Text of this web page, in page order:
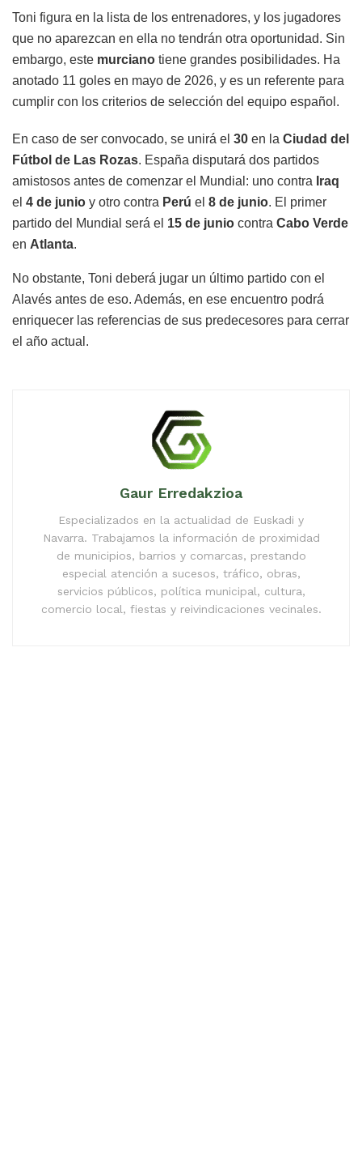
Toni figura en la lista de los entrenadores, y los jugadores
que no aparezcan en ella no tendrán otra oportunidad. Sin
embargo, este murciano tiene grandes posibilidades. Ha
anotado 11 goles en mayo de 2026, y es un referente para
cumplir con los criterios de selección del equipo español.
En caso de ser convocado, se unirá el 30 en la Ciudad del
Fútbol de Las Rozas. España disputará dos partidos
amistosos antes de comenzar el Mundial: uno contra Iraq
el 4 de junio y otro contra Perú el 8 de junio. El primer
partido del Mundial será el 15 de junio contra Cabo Verde
en Atlanta.
No obstante, Toni deberá jugar un último partido con el
Alavés antes de eso. Además, en ese encuentro podrá
enriquecer las referencias de sus predecesores para cerrar
el año actual.
Gaur Erredakzioa
Especializados en la actualidad de Euskadi y
Navarra. Trabajamos la información de proximidad
de municipios, barrios y comarcas, prestando
especial atención a sucesos, tráfico, obras,
servicios públicos, política municipal, cultura,
comercio local, fiestas y reivindicaciones vecinales.